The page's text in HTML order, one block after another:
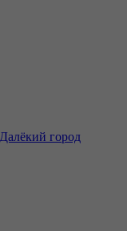
Далёкий город